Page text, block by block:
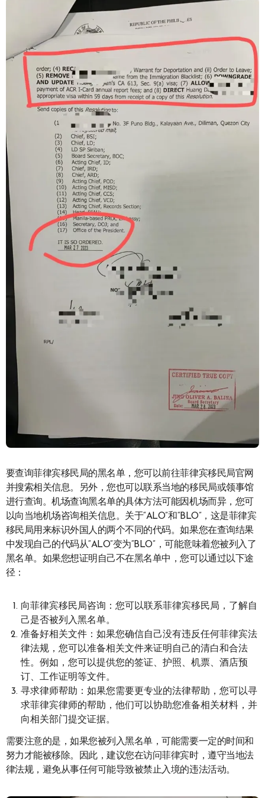
要查询菲律宾移民局的黑名单，您可以前往菲律宾移民局官网
并搜索相关信息。另外，您也可以联系当地的移民局或领事馆
进行查询。机场查询黑名单的具体方法可能因机场而异，您可
以向当地机场咨询相关信息。关于“ALO”和“BLO”，这是菲律宾
移民局用来标识外国人的两个不同的代码。如果您在查询结果
中发现自己的代码从“ALO”变为“BLO”，可能意味着您被列入了
黑名单。如果您想证明自己不在黑名单中，您可以通过以下途
径：
向菲律宾移民局咨询：您可以联系菲律宾移民局，了解自
己是否被列入黑名单。
准备好相关文件：如果您确信自己没有违反任何菲律宾法
律法规，您可以准备相关文件来证明自己的清白和合法
性。例如，您可以提供您的签证、护照、机票、酒店预
订、工作证明等文件。
寻求律师帮助：如果您需要更专业的法律帮助，您可以寻
求菲律宾律师的帮助，他们可以协助您准备相关材料，并
向相关部门提交证据。
需要注意的是，如果您被列入黑名单，可能需要一定的时间和
努力才能被移除。因此，建议您在访问菲律宾时，遵守当地法
律法规，避免从事任何可能导致被禁止入境的违法活动。